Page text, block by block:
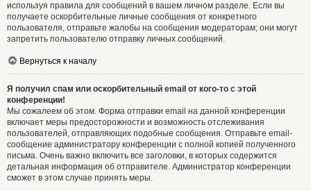
используя правила для сообщений в вашем личном разделе. Если вы
получаете оскорбительные личные сообщения от конкретного
пользователя, отправьте жалобы на сообщения модераторам; они могут
запретить пользователю отправку личных сообщений.
Вернуться к началу
Я получил спам или оскорбительный email от кого-то с этой
конференции!
Мы сожалеем об этом. Форма отправки email на данной конференции
включает меры предосторожности и возможность отслеживания
пользователей, отправляющих подобные сообщения. Отправьте email-
сообщение администратору конференции с полной копией полученного
письма. Очень важно включить все заголовки, в которых содержится
детальная информация об отправителе. Администратор конференции
сможет в этом случае принять меры.